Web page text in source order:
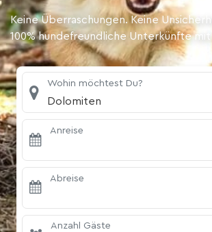
Keine Überraschungen. Keine
100% hundefreundliche Unterkünfte
Wohin möchtest Du?
Dolomiten
Anreise
Abreise
Anzahl Gäste